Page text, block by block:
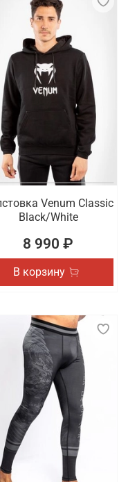
Venum Classic
Black/White
8 990 ₽
В корзину